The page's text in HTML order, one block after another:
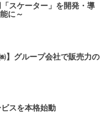
スケーター」を開発・導
に～
】グループ会社で販売力の
スを本格始動